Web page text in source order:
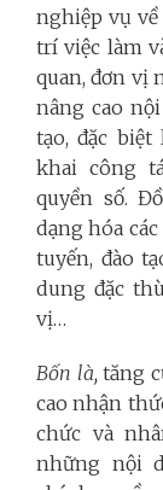
nghiệp vụ về
trí việc làm
quan, đơn vị
nâng cao
tạo, đặc
khai công
quyền số.
dạng hóa
tuyến, đào
dung đặc
vị…
Bốn là,tăng
cao nhận
chức và
những nội